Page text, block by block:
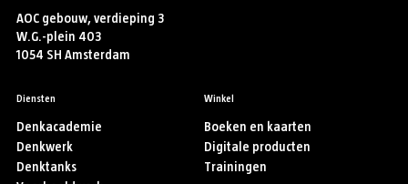
AOC gebouw, verdieping 3
W.G.-plein 403
1054 SH Amsterdam
Diensten
Denkacademie
Denkwerk
Denktanks
Winkel
Boeken en kaarten
Digitale producten
Trainingen